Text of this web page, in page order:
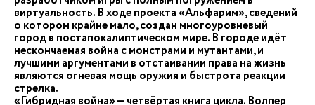
виртуальность. В ходе проекта «Альфарим», сведений
о котором крайне мало, создан многоуровневый
город в постапокалиптическом мире. В городе идёт
нескончаемая война с монстрами и мутантами, и
лучшими аргументами в отстаивании права на жизнь
являются огневая мощь оружия и быстрота реакции
стрелка.
«Гибридная война» — четвёртая книга цикла. Волпер